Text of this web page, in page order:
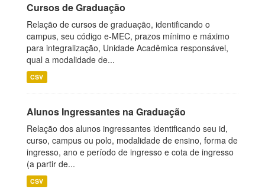
Cursos de Graduação
Relação de cursos de graduação, identificando o
campus, seu código e-MEC, prazos mínimo e máximo
para integralização, Unidade Acadêmica responsável,
qual a modalidade de...
CSV
Alunos Ingressantes na Graduação
Relação dos alunos ingressantes identificando seu id,
curso, campus ou polo, modalidade de ensino, forma de
ingresso, ano e período de ingresso e cota de ingresso
(a partir de...
CSV